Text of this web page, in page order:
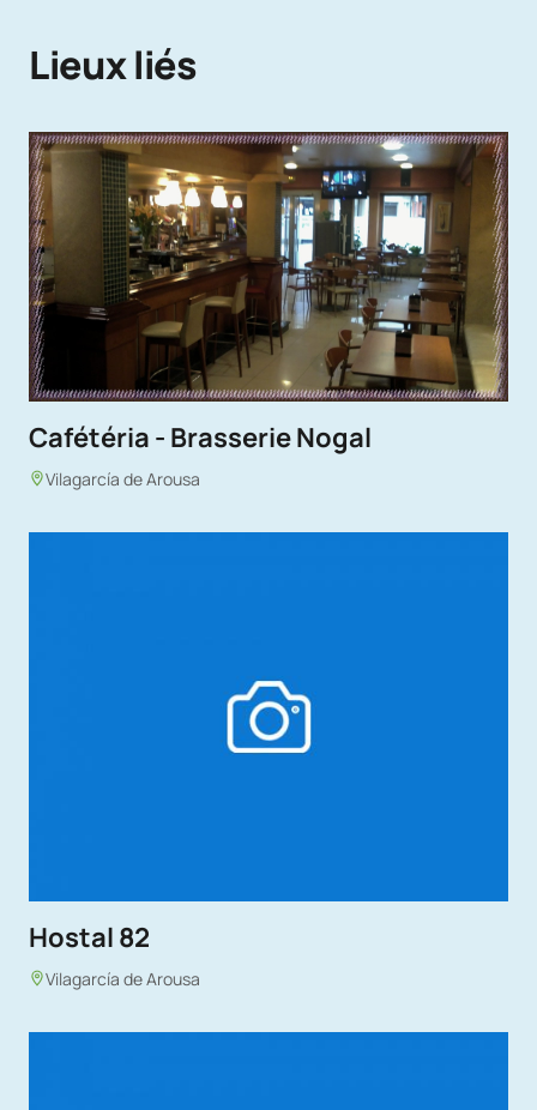
Lieux liés
Cafétéria - Brasserie Nogal
Vilagarcía de Arousa
Hostal 82
Vilagarcía de Arousa